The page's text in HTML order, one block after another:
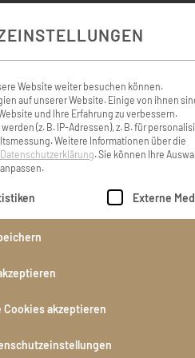
Einen Menschen
schwere Erfahrung .
Dietmar und deiner
kommende
Helga Biebl
Liebe Familie Warga!
euch unser aufrichtiges
Unsere Gedanken
Stunde bei euch.
Website weiter besuchen können.
auf unserer Website. Einige von ihnen
und Ihre Erfahrung zu verbessern.
(z. B. IP-Adressen), z. B. für
Weitere Informationen über die
Datenschutzerklärung.Sie können Ihre
für die eine Einwilligung
Externe
Cookies akzeptieren